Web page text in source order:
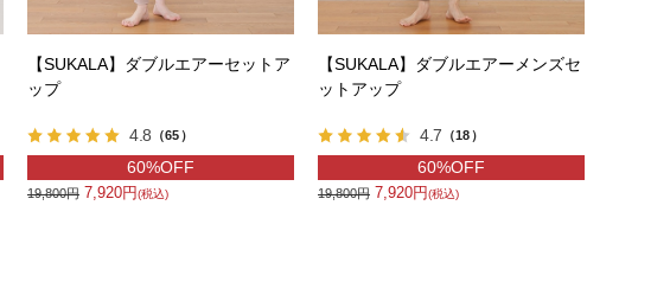
【SUKALA】ダブルエアーセットア
ップ
4.8 （65）
60%OFF
19,800円 7,920円(税込)
【SUKALA】ダブルエアーメンズセ
ットアップ
4.7 （18）
60%OFF
19,800円 7,920円(税込)